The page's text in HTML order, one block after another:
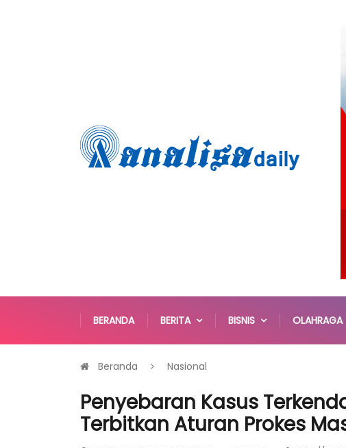
BERANDA BERITA BISNIS OLAHRAGA
Beranda Nasional
Penyebaran Kasus
Terbitkan Aturan Prokes